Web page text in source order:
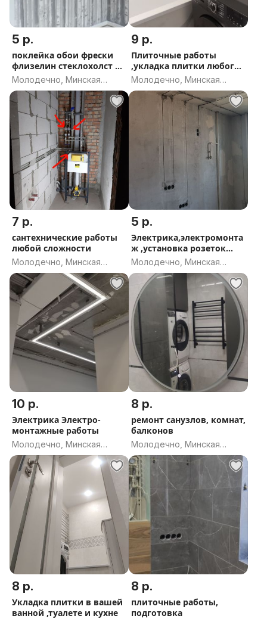
5 р.
поклейка обои фрески
флизелин стеклохолст и
тд
Молодечно, Минская
область
9 р.
Плиточные работы
,укладка плитки любого
формата
Молодечно, Минская
область
7 р.
сантехнические работы
любой сложности
Молодечно, Минская
область
5 р.
Электрика,электромонта
ж ,установка розеток
,люстр
Молодечно, Минская
область
10 р.
Электрика Электро-
монтажные работы
Молодечно, Минская
область
8 р.
ремонт санузлов, комнат,
балконов
Молодечно, Минская
область
8 р.
Укладка плитки в вашей
ванной ,туалете и кухне
8 р.
плиточные работы,
подготовка